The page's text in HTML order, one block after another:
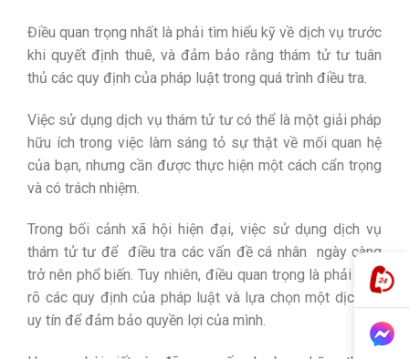
Điều quan trọng nhất là phải tìm hiểu kỹ về dịch vụ trước
khi quyết định thuê, và đảm bảo rằng thám tử tư tuân
thủ các quy định của pháp luật trong quá trình điều tra.
Việc sử dụng dịch vụ thám tử tư có thể là một giải pháp
hữu ích trong việc làm sáng tỏ sự thật về mối quan hệ
của bạn, nhưng cần được thực hiện một cách cẩn trọng
và có trách nhiệm.
Trong bối cảnh xã hội hiện đại, việc sử dụng dịch vụ
thám tử tư để điều tra các vấn đề cá nhân
ngày càng
trở nên phổ biến. Tuy nhiên, điều quan trọng là phải hiểu
rõ các quy định của pháp luật và lựa chọn một dịch vụ
uy tín để đảm bảo quyền lợi của mình.